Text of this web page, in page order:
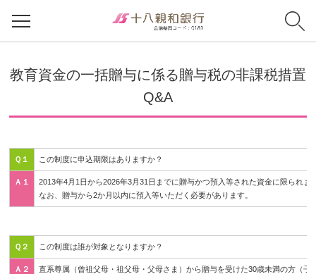
教育資金の一括贈与に係る贈与税の非課税措置
Q&A
Ｑ１ この制度に申込期限はありますか？
Ａ１
2013年4月1日から2026年3月31日までに贈与かつ預入等された資金に限られま
なお、贈与から2か月以内に預入等いただく必要があります。
Ｑ２ この制度は誰が対象となりますか？
Ａ２ 直系尊属（曾祖父母・祖父母・父母さま）から贈与を受けた30歳未満の方（子